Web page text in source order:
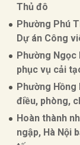
Thủ đô
Phường Phú
Dự án Công
Phường
phục vụ cải
Phường Hồng
điều, phòng,
Hoàn thành
ngập, Hà Nội